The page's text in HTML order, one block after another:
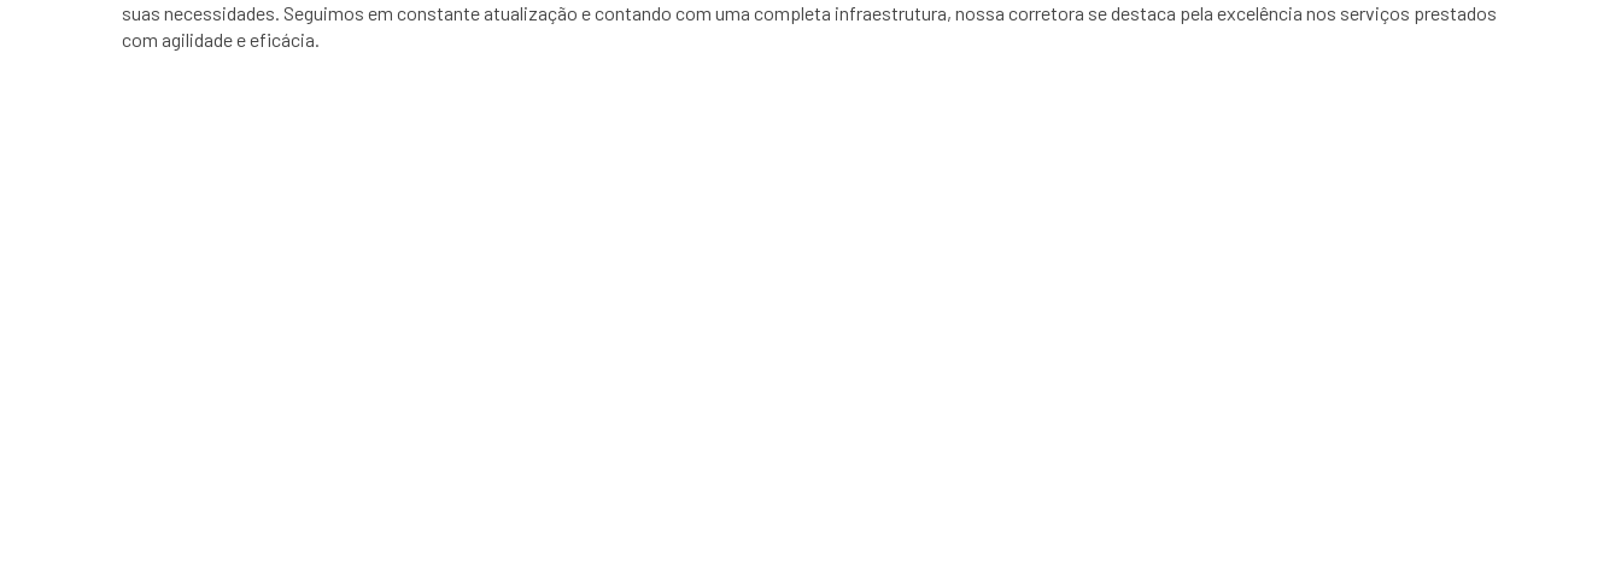
suas necessidades. Seguimos em constante atualização e contando com uma completa infraestrutura, nossa corretora se destaca pela excelência nos serviços prestados
com agilidade e eficácia.